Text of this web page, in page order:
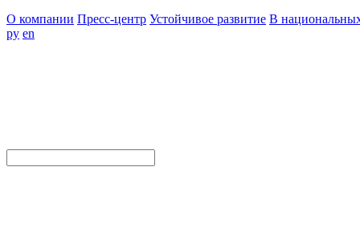
О компании Пресс-центр Устойчивое развитие В
ру en